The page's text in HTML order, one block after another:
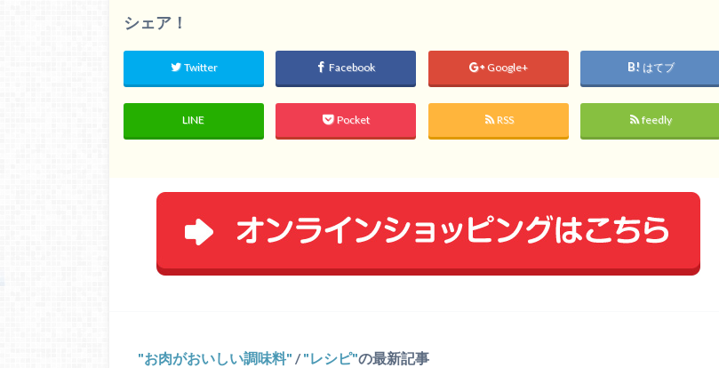
シェア！
Twitter Facebook Google+ はてブ
LINE Pocket RSS feedly
お肉がおいしい調味料 / レシピ の最新記事